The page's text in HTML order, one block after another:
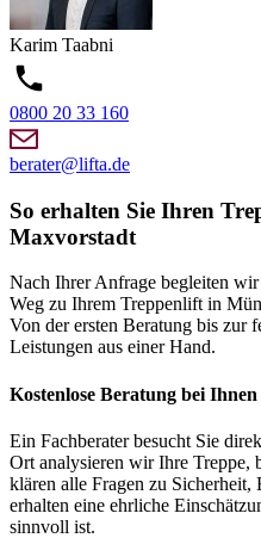
Karim Taabni
0800 20 33 160
berater@lifta.de
So erhalten Sie Ihren
Maxvorstadt
Nach Ihrer Anfrage begleiten
Weg zu Ihrem Treppenlift in
Von der ersten Beratung bis zur
Leistungen aus einer Hand.
Kostenlose Beratung bei Ihnen
Ein Fachberater besucht Sie
Ort analysieren wir Ihre Treppe,
klären alle Fragen zu
erhalten eine ehrliche
sinnvoll ist.